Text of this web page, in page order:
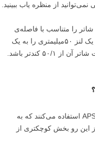
را متناسب با فاصله‌ی
کانونی موثر لنز انتخاب کنید. برای نمونه اگر یک لنز ۵۰میلیمتری را به یک
۱ کندتر باشد.
اکثر دوربین‌های SLR از حسگری با سایز APS-C استفاده می‌کنند که به
این رو بخش کوچکتری از